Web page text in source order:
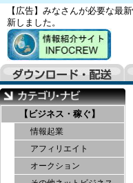
【広告】みなさんが必要な最
新しました。
【ビジネス・稼ぐ】
情報起業
アフィリエイト
オークション